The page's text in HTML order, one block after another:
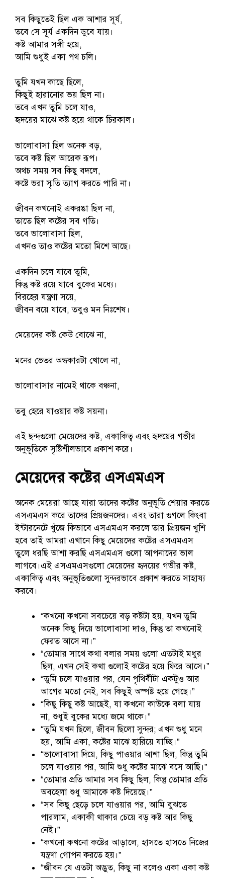
সব কিছুতেই ছিল এক আশার সূর্য,
তবে সে সূর্য একদিন ডুবে যায়।
কষ্ট আমার সঙ্গী হয়ে,
আমি শুধুই একা পথ চলি।
তুমি যখন কাছে ছিলে,
কিছুই হারানোর ভয় ছিল না।
তবে এখন তুমি চলে যাও,
হৃদয়ের মাঝে কষ্ট হয়ে থাকে চিরকাল।
ভালোবাসা ছিল অনেক বড়,
তবে কষ্ট ছিল আরেক রূপ।
অথচ সময় সব কিছু বদলে,
কষ্টে ভরা স্মৃতি ত্যাগ করতে পারি না।
জীবন কখনোই একরঙা ছিল না,
তাতে ছিল কষ্টের সব গতি।
তবে ভালোবাসা ছিল,
এখনও তাও কষ্টের মতো মিশে আছে।
একদিন চলে যাবে তুমি,
কিন্তু কষ্ট রয়ে যাবে বুকের মধ্যে।
বিরহের যন্ত্রণা সয়ে,
জীবন বয়ে যাবে, তবুও মন নিঃশেষ।
মেয়েদের কষ্ট কেউ বোঝে না,
মনের ভেতর অন্ধকারটা খোলে না,
ভালোবাসার নামেই থাকে বঞ্চনা,
তবু হেরে যাওয়ার কষ্ট সয়না।
এই ছন্দগুলো মেয়েদের কষ্ট, একাকিত্ব এবং হৃদয়ের গভীর
অনুভূতিকে সৃষ্টিশীলভাবে প্রকাশ করে।
মেয়েদের কষ্টের এসএমএস
অনেক মেয়েরা আছে যারা তাদের কষ্টের অনুভূতি শেয়ার করতে
এসএমএস করে তাদের প্রিয়জনদের। এবং তারা গুগলে কিংবা
ইন্টারনেটে খুঁজে কিভাবে এসএমএস করলে তার প্রিয়জন খুশি
হবে তাই আমরা এখানে কিছু মেয়েদের কষ্টের এসএমএস
তুলে ধরছি আশা করছি এসএমএস গুলো আপনাদের ভাল
লাগবে।এই এসএমএসগুলো মেয়েদের হৃদয়ের গভীর কষ্ট,
একাকিত্ব এবং অনুভূতিগুলো সুন্দরভাবে প্রকাশ করতে সাহায্য
করবে।
“কখনো কখনো সবচেয়ে বড় কষ্টটা হয়, যখন তুমি
অনেক কিছু দিয়ে ভালোবাসা দাও, কিন্তু তা কখনোই
ফেরত আসে না।”
“তোমার সাথে কথা বলার সময় গুলো এতটাই মধুর
ছিল, এখন সেই কথা গুলোই কষ্টের হয়ে ফিরে আসে।”
“তুমি চলে যাওয়ার পর, যেন পৃথিবীটা একটুও আর
আগের মতো নেই, সব কিছুই অস্পষ্ট হয়ে গেছে।”
“কিছু কিছু কষ্ট আছেই, যা কখনো কাউকে বলা যায়
না, শুধুই বুকের মধ্যে জমে থাকে।”
“তুমি যখন ছিলে, জীবন ছিলো সুন্দর; এখন শুধু মনে
হয়, আমি একা, কষ্টের মাঝে হারিয়ে যাচ্ছি।”
“ভালোবাসা দিয়ে, কিছু পাওয়ার আশা ছিল, কিন্তু তুমি
চলে যাওয়ার পর, আমি শুধু কষ্টের মাঝে বসে আছি।”
“তোমার প্রতি আমার সব কিছু ছিল, কিন্তু তোমার প্রতি
অবহেলা শুধু আমাকে কষ্ট দিয়েছে।”
“সব কিছু ছেড়ে চলে যাওয়ার পর, আমি বুঝতে
পারলাম, একাকী থাকার চেয়ে বড় কষ্ট আর কিছু
নেই।”
“কখনো কখনো কষ্টের আড়ালে, হাসতে হাসতে নিজের
যন্ত্রণা গোপন করতে হয়।”
“জীবন যে এতটা অদ্ভুত, কিছু না বলেও একা একা কষ্ট